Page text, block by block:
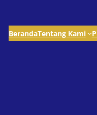
BerandaTentang Kami